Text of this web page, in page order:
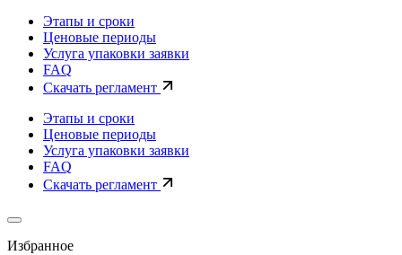
Этапы и сроки
Ценовые периоды
Услуга упаковки заявки
FAQ
Скачать регламент
Этапы и сроки
Ценовые периоды
Услуга упаковки заявки
FAQ
Скачать регламент
Избранное